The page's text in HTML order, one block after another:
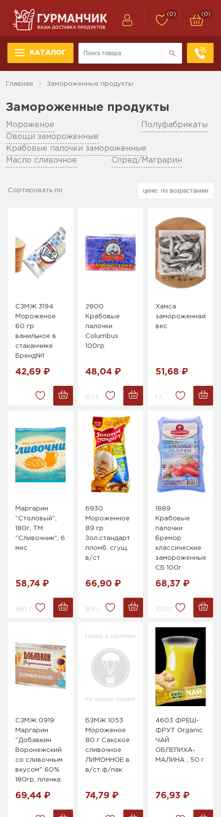
КАТАЛОГ
(0) (0)
Главная Замороженные продукты
Замороженные продукты
Мороженое
Полуфабрикаты
Овощи замороженные
Крабовые палочки замороженные
Масло сливочное
Спред/Маграрин
Сортировать по
СЗМЖ 3194
Мороженое
60 гр
ванильное в
стаканчике
Бренд№1
42,69 ₽
2800
Крабовые
палочки
Columbus
100гр
48,04 ₽
0.1 г.
Хамса
замороженная
вес
51,68 ₽
1 г.
Маргарин
"Столовый",
180г, ТМ
"Сливочник", 6
мес
58,74 ₽
180 г.
6930
Мороженное
89 гр
Зол.стандарт
пломб. сгущ.
в/ст
66,90 ₽
89 г.
1889
Крабовые
палочки
Бремор
классические
замороженные
СБ 100г
68,37 ₽
100 г.
СЗМЖ 0919
Маргарин
"Добавкин
Воронежский
со сливочным
вкусом" 60%
180гр, пленка
69,44 ₽
БЗМЖ 1053
Мороженое
80 г Сакское
сливочное
ЛИМОННОЕ в
в/ст ф/пак
74,79 ₽
4603 ФРЕШ-
ФРУТ Organic
ЧАЙ
ОБЛЕПИХА-
МАЛИНА , 50 г
76,93 ₽